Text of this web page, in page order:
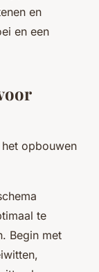
en
en een
opbouwen
te
Begin met